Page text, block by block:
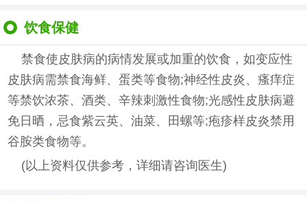
饮食保健
禁食使皮肤病的病情发展或加重的饮食，如变应性
皮肤病需禁食海鲜、蛋类等食物;神经性皮炎、瘙痒症
等禁饮浓茶、酒类、辛辣刺激性食物;光感性皮肤病避
免日晒，忌食紫云英、油菜、田螺等;疱疹样皮炎禁用
谷胺类食物等。
(以上资料仅供参考，详细请咨询医生)